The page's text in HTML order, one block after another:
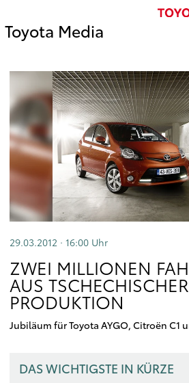
Toyota Media
29.03.2012 · 16:00 Uhr
ZWEI MILLIONEN
AUS TSCHECHISCHER
PRODUKTION
Jubiläum für Toyota AYGO, Citroën C1
DAS WICHTIGSTE IN KÜRZE